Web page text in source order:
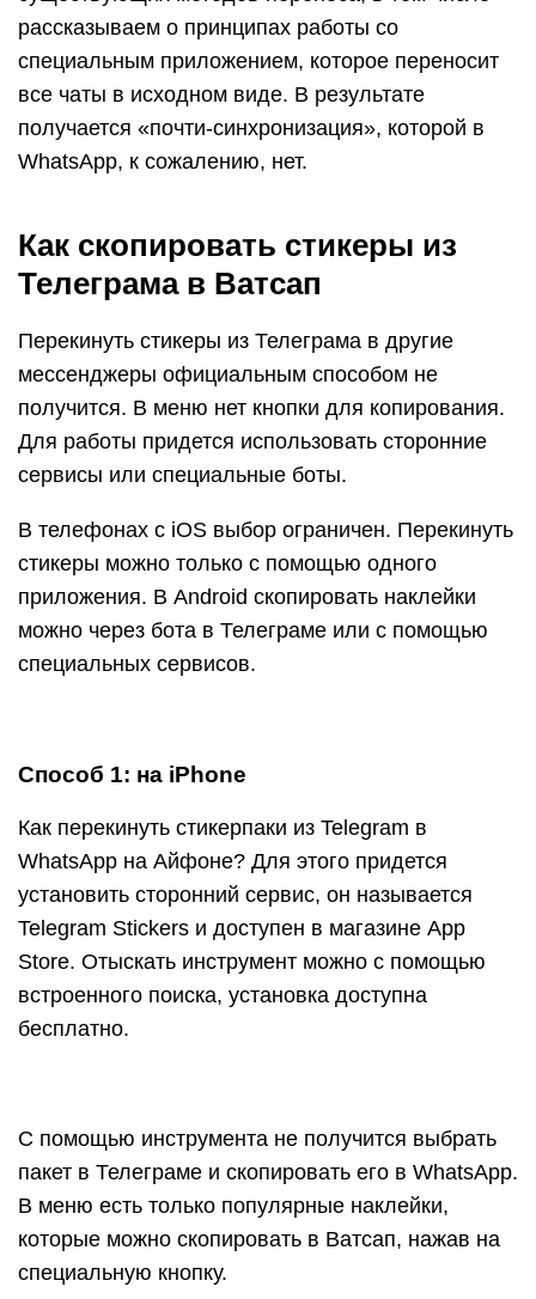
рассказываем о принципах работы со
специальным приложением, которое переносит
все чаты в исходном виде. В результате
получается «почти-синхронизация», которой в
WhatsApp, к сожалению, нет.
Как скопировать стикеры из
Телеграма в Ватсап
Перекинуть стикеры из Телеграма в другие
мессенджеры официальным способом не
получится. В меню нет кнопки для копирования.
Для работы придется использовать сторонние
сервисы или специальные боты.
В телефонах с iOS выбор ограничен. Перекинуть
стикеры можно только с помощью одного
приложения. В Android скопировать наклейки
можно через бота в Телеграме или с помощью
специальных сервисов.
Способ 1: на iPhone
Как перекинуть стикерпаки из Telegram в
WhatsApp на Айфоне? Для этого придется
установить сторонний сервис, он называется
Telegram Stickers и доступен в магазине App
Store. Отыскать инструмент можно с помощью
встроенного поиска, установка доступна
бесплатно.
С помощью инструмента не получится выбрать
пакет в Телеграме и скопировать его в WhatsApp.
В меню есть только популярные наклейки,
которые можно скопировать в Ватсап, нажав на
специальную кнопку.